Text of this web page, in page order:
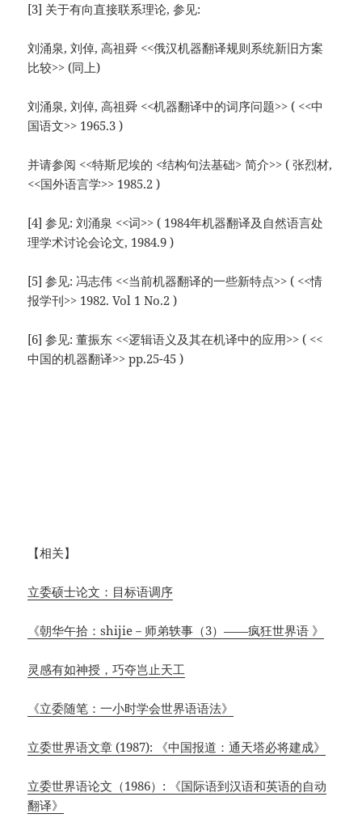
[3] 关于有向直接联系理论, 参见:
刘涌泉, 刘倬, 高祖舜 <<俄汉机器翻译规则系统新旧方案
比较>> (同上)
刘涌泉, 刘倬, 高祖舜 <<机器翻译中的词序问题>> ( <<中
国语文>> 1965.3 )
并请参阅 <<特斯尼埃的 <结构句法基础> 简介>> ( 张烈材,
<<国外语言学>> 1985.2 )
[4] 参见: 刘涌泉 <<词>> ( 1984年机器翻译及自然语言处
理学术讨论会论文, 1984.9 )
[5] 参见: 冯志伟 <<当前机器翻译的一些新特点>> ( <<情
报学刊>> 1982. Vol 1 No.2 )
[6] 参见: 董振东 <<逻辑语义及其在机译中的应用>> ( <<
中国的机器翻译>> pp.25-45 )
【相关】
立委硕士论文：目标语调序
《朝华午拾：shijie－师弟轶事（3）——疯狂世界语 》
灵感有如神授，巧夺岂止天工
《立委随笔：一小时学会世界语语法》
立委世界语文章 (1987): 《中国报道：通天塔必将建成》
立委世界语论文（1986）: 《国际语到汉语和英语的自动
翻译》